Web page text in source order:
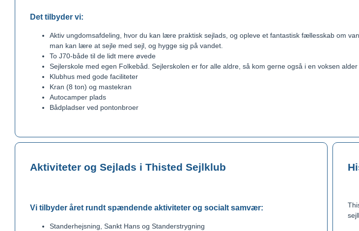
Det tilbyder vi:
Aktiv ungdomsafdeling, hvor du kan lære praktisk sejlads, og opleve et fantastisk fællesskab om
man kan lære at sejle med sejl, og hygge sig på vandet.
To J70-både til de lidt mere øvede
Sejlerskole med egen Folkebåd. Sejlerskolen er for alle aldre, så kom gerne også i en voksen
Klubhus med gode faciliteter
Kran (8 ton) og mastekran
Autocamper plads
Bådpladser ved pontonbroer
Aktiviteter og Sejlads i Thisted Sejlklub
Vi tilbyder året rundt spændende aktiviteter og socialt samvær:
Standerhejsning, Sankt Hans og Standerstrygning